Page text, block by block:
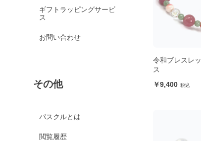
ギフトラッピングサービ
ス
お問い合わせ
その他
パスクルとは
閲覧履歴
令和ブレスレ
ス
9,400